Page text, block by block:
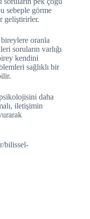
sebeple görme
geliştirirler.
oranla
soruların varlığı
kendini
sağlıklı bir
daha
iletişimin
bilissel-